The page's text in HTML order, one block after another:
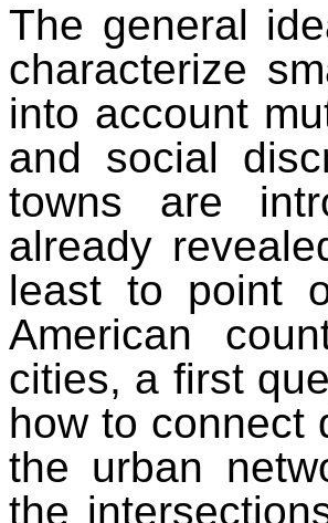
The general
characterize
into account
and social
towns are
already
least to point
American
cities, a first
how to connect
the urban
the